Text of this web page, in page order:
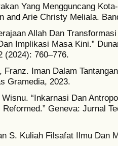
Yang Mengguncang
and Arie Christy Meliala.
Allah Dan
Implikasi Masa Kini.”
(2024): 760–776.
Franz. Iman Dalam
Gramedia, 2023.
“Inkarnasi Dan
Reformed.” Geneva: Jurnal
S. Kuliah Filsafat Ilmu Dan